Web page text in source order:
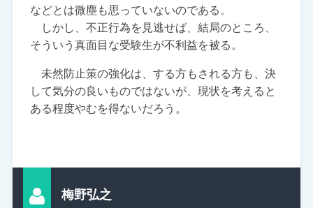
などとは微塵も思っていないのである。
しかし、不正行為を見逃せば、結局のところ、
そういう真面目な受験生が不利益を被る。
未然防止策の強化は、する方もされる方も、決
して気分の良いものではないが、現状を考えると
ある程度やむを得ないだろう。
梅野弘之